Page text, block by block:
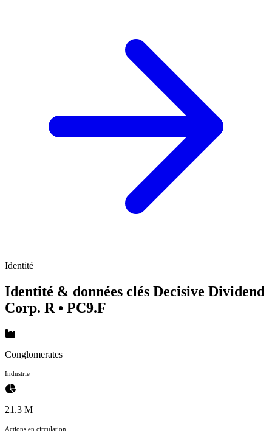
Identité
Identité & données clés Decisive Dividend
Corp. R • PC9.F
Conglomerates
Industrie
21.3 M
Actions en circulation